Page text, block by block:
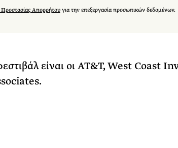
Προστασίας Απορρήτουγια την επεξεργασία προσωπικών δεδομένων.
είναι οι AT&T, West Coast